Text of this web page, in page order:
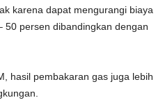
karena dapat mengurangi biaya
50 persen dibandingkan dengan
hasil pembakaran gas juga lebih